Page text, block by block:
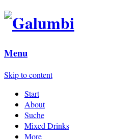
Menu
Skip to content
Start
About
Suche
Mixed Drinks
More